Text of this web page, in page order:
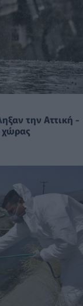
την Αττική -
χώρας